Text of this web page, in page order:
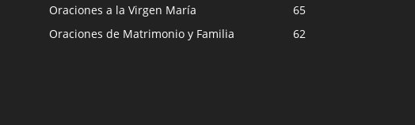
Oraciones a la Virgen María
65
Oraciones de Matrimonio y Familia
62